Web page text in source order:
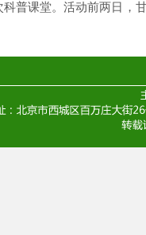
普课堂。活动前两日，